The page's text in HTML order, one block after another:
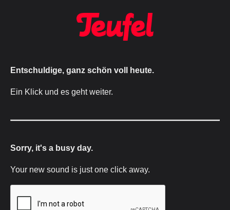
Entschuldige, ganz schön voll heute.
Ein Klick und es geht weiter.
Sorry, it's a busy day.
Your new sound is just one click away.